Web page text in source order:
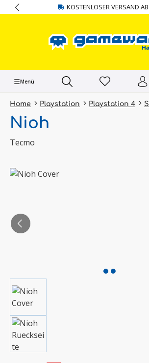
springen KOSTENLOSER VERSAND
Menü
Home Playstation Playstation 4
Nioh
Tecmo
Bildergalerie überspringen